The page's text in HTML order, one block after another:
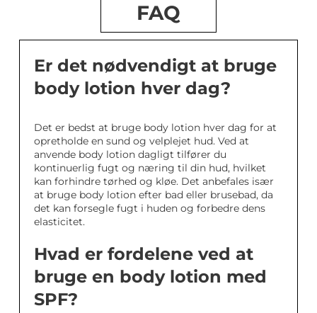
FAQ
Er det nødvendigt at bruge
body lotion hver dag?
Det er bedst at bruge body lotion hver dag for at
opretholde en sund og velplejet hud. Ved at
anvende body lotion dagligt tilfører du
kontinuerlig fugt og næring til din hud, hvilket
kan forhindre tørhed og kløe. Det anbefales især
at bruge body lotion efter bad eller brusebad, da
det kan forsegle fugt i huden og forbedre dens
elasticitet.
Hvad er fordelene ved at
bruge en body lotion med
SPF?